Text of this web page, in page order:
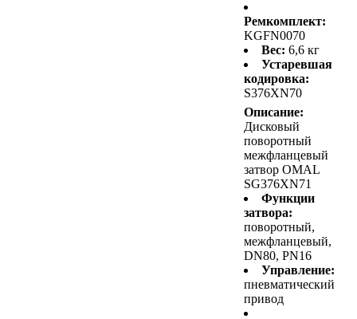
Ремкомплект:
KGFN0070
Вес: 6,6 кг
Устаревшая
кодировка:
S376XN70
Описание:
Дисковый
поворотный
межфланцевый
затвор OMAL
SG376XN71
Функции
затвора:
поворотный,
межфланцевый,
DN80, PN16
Управление:
пневматический
привод